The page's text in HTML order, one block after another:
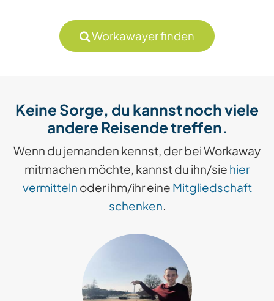
Workawayer finden
Keine Sorge, du kannst noch viele
andere Reisende treffen.
Wenn du jemanden kennst, der bei Workaway
mitmachen möchte, kannst du ihn/sie hier
vermitteln oder ihm/ihr eine Mitgliedschaft
schenken